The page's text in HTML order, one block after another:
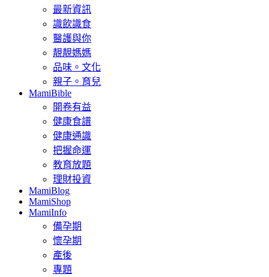
最新資訊
識飲識食
醫護與你
靚靚媽媽
品味。文化
親子。育兒
MamiBible
開卷有益
健康食譜
健康通識
把握命運
教育放題
理財投資
MamiBlog
MamiShop
MamiInfo
備孕期
懷孕期
產後
專題